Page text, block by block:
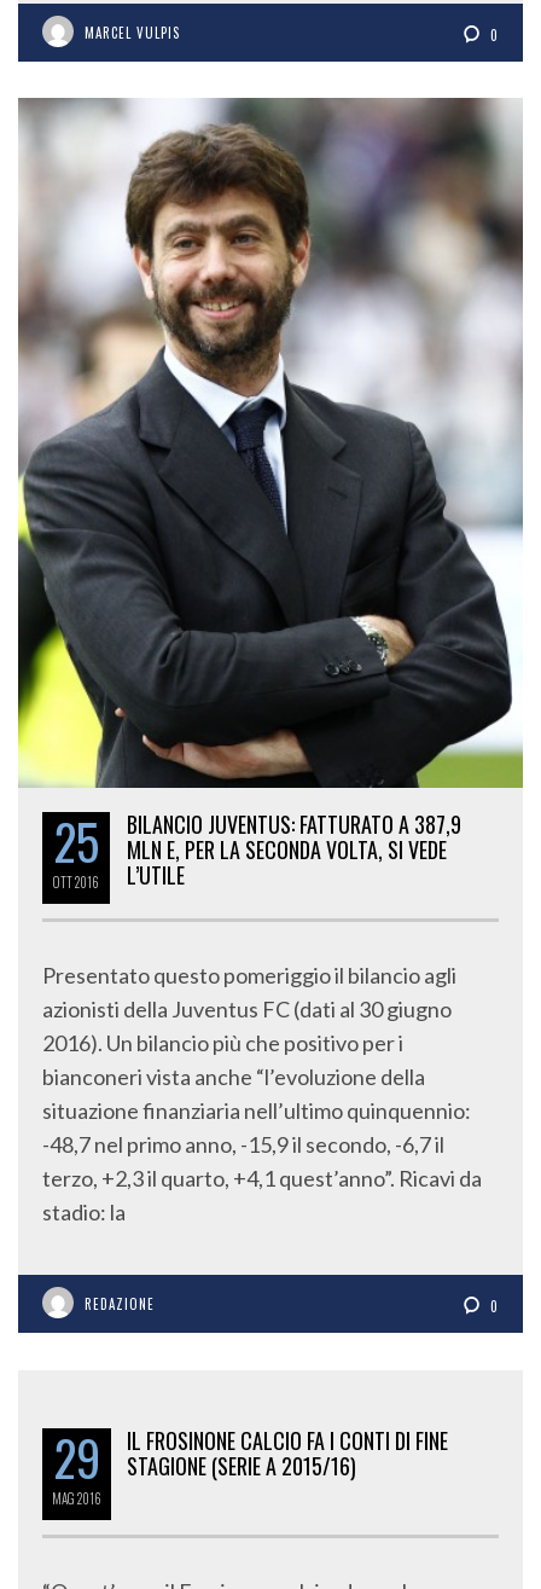
MARCEL VULPIS 0
25
OTT2016
BILANCIO JUVENTUS: FATTURATO A 387,9
MLN E, PER LA SECONDA VOLTA, SI VEDE
L’UTILE
Presentato questo pomeriggio il bilancio agli
azionisti della Juventus FC (dati al 30 giugno
2016). Un bilancio più che positivo per i
bianconeri vista anche “l’evoluzione della
situazione finanziaria nell’ultimo quinquennio:
-48,7 nel primo anno, -15,9 il secondo, -6,7 il
terzo, +2,3 il quarto, +4,1 quest’anno”. Ricavi da
stadio: la
REDAZIONE 0
29
MAG2016
IL FROSINONE CALCIO FA I CONTI DI FINE
STAGIONE (SERIE A 2015/16)